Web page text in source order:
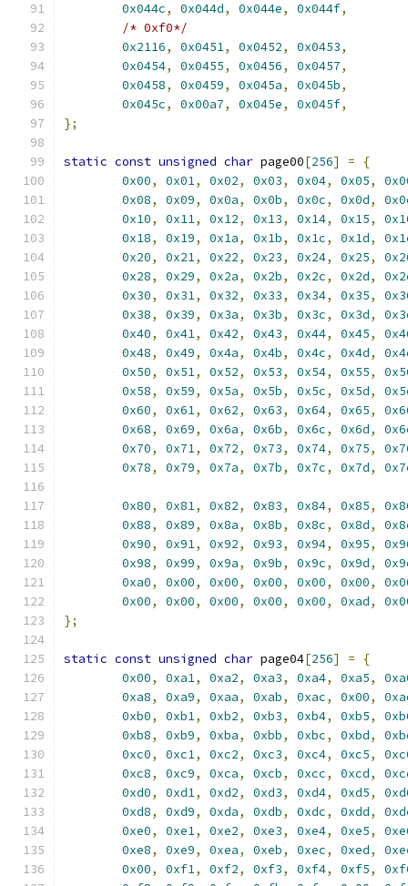
0x044c, 0x044d, 0x044e, 0x044f,
/* 0xf0*/
0x2116, 0x0451, 0x0452, 0x0453,
0x0454, 0x0455, 0x0456, 0x0457,
0x0458, 0x0459, 0x045a, 0x045b,
0x045c, 0x00a7, 0x045e, 0x045f,
};
static const unsigned char page00[256] =
{
0x00, 0x01, 0x02, 0x03, 0x04, 0x05,
0x08, 0x09, 0x0a, 0x0b, 0x0c, 0x0d,
0x10, 0x11, 0x12, 0x13, 0x14, 0x15,
0x18, 0x19, 0x1a, 0x1b, 0x1c, 0x1d,
0x20, 0x21, 0x22, 0x23, 0x24, 0x25,
0x28, 0x29, 0x2a, 0x2b, 0x2c, 0x2d,
0x30, 0x31, 0x32, 0x33, 0x34, 0x35,
0x38, 0x39, 0x3a, 0x3b, 0x3c, 0x3d,
0x40, 0x41, 0x42, 0x43, 0x44, 0x45,
0x48, 0x49, 0x4a, 0x4b, 0x4c, 0x4d,
0x50, 0x51, 0x52, 0x53, 0x54, 0x55,
0x58, 0x59, 0x5a, 0x5b, 0x5c, 0x5d,
0x60, 0x61, 0x62, 0x63, 0x64, 0x65,
0x68, 0x69, 0x6a, 0x6b, 0x6c, 0x6d,
0x70, 0x71, 0x72, 0x73, 0x74, 0x75,
0x78, 0x79, 0x7a, 0x7b, 0x7c, 0x7d,
0x80, 0x81, 0x82, 0x83, 0x84, 0x85,
0x88, 0x89, 0x8a, 0x8b, 0x8c, 0x8d,
0x90, 0x91, 0x92, 0x93, 0x94, 0x95,
0x98, 0x99, 0x9a, 0x9b, 0x9c, 0x9d,
0xa0, 0x00, 0x00, 0x00, 0x00, 0x00,
0x00, 0x00, 0x00, 0x00, 0x00, 0xad,
};
static const unsigned char page04[256] =
{
0x00, 0xa1, 0xa2, 0xa3, 0xa4, 0xa5,
0xa8, 0xa9, 0xaa, 0xab, 0xac, 0x00,
0xb0, 0xb1, 0xb2, 0xb3, 0xb4, 0xb5,
0xb8, 0xb9, 0xba, 0xbb, 0xbc, 0xbd,
0xc0, 0xc1, 0xc2, 0xc3, 0xc4, 0xc5,
0xc8, 0xc9, 0xca, 0xcb, 0xcc, 0xcd,
0xd0, 0xd1, 0xd2, 0xd3, 0xd4, 0xd5,
0xd8, 0xd9, 0xda, 0xdb, 0xdc, 0xdd,
0xe0, 0xe1, 0xe2, 0xe3, 0xe4, 0xe5,
0xe8, 0xe9, 0xea, 0xeb, 0xec, 0xed,
0x00, 0xf1, 0xf2, 0xf3, 0xf4, 0xf5,